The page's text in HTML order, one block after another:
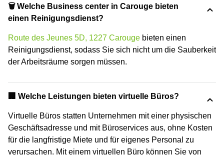
🗑 Welche Business center in Carouge bieten
einen Reinigungsdienst?
Route des Jeunes 5D, 1227 Carouge bieten einen
Reinigungsdienst, sodass Sie sich nicht um die Sauberkeit
der Arbeitsräume sorgen müssen.
🏢 Welche Leistungen bieten virtuelle Büros?
Virtuelle Büros statten Unternehmen mit einer physischen
Geschäftsadresse und mit Büroservices aus, ohne Kosten
für die langfristige Miete und für eigenes Personal zu
verursachen. Mit einem virtuellen Büro können Sie von